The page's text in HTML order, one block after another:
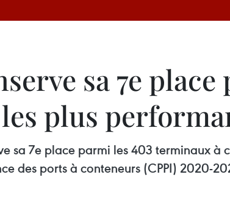
sa 7e
plus
sa 7e place parmi les 403 terminaux
des ports à conteneurs (CPPI) 2020-